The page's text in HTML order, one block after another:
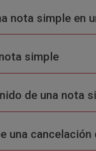
nota simple en
simple
de una nota
una cancelación